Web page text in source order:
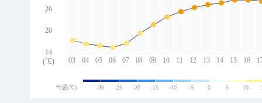
03 04 05 06 07 08 09 10 11 12 13 14 15 16
26
20
14
(℃)
气温(℃) -30 -25 -20 -15 -10 -5 0 5 10